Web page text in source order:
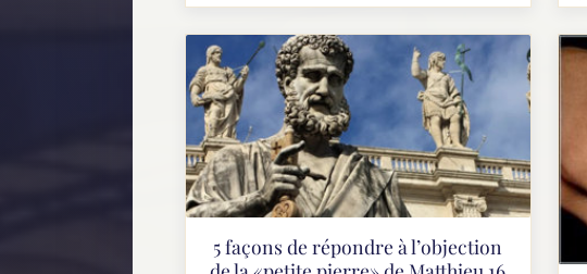
5 façons de répondre à l’objection